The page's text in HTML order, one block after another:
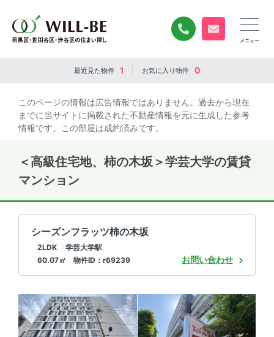
0120-840-834
無料お問い合
最近見た物件 1 お気に入り物件 0
このページの情報は広告情報ではありません。過去から現在
までに当サイトに掲載された不動産情報を元に生成した参考
情報です。この部屋は成約済みです。
＜高級住宅地、柿の木坂＞学芸大学の賃貸
マンション
シーズンフラッツ柿の木坂
2LDK
学芸大学駅
60.07㎡ 物件ID：r69239
お問い合わせ